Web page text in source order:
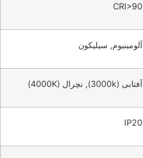
CRI>90
آلومینیوم, سیلیکون
آفتابی (3000k), نچرال (4000K)
IP20